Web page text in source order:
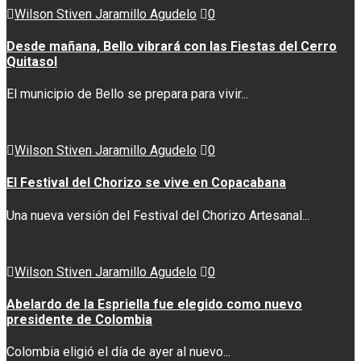
Wilson Stiven Jaramillo Agudelo 0
Desde mañana, Bello vibrará con las Fiestas del Cerro
Quitasol
El municipio de Bello se prepara para vivir...
Wilson Stiven Jaramillo Agudelo 0
El Festival del Chorizo se vive en Copacabana
Una nueva versión del Festival del Chorizo Artesanal...
Wilson Stiven Jaramillo Agudelo 0
Abelardo de la Espriella fue elegido como nuevo
presidente de Colombia
Colombia eligió el día de ayer al nuevo...